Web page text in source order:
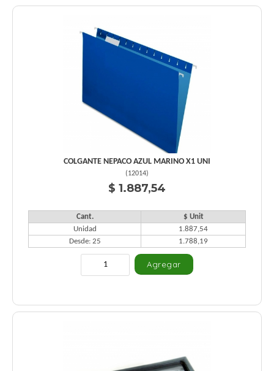
COLGANTE NEPACO AZUL MARINO X1 UNI
(12014)
$ 1.887,54
Cant.
$ Unit
Unidad
1.887,54
Desde: 25
1.788,19